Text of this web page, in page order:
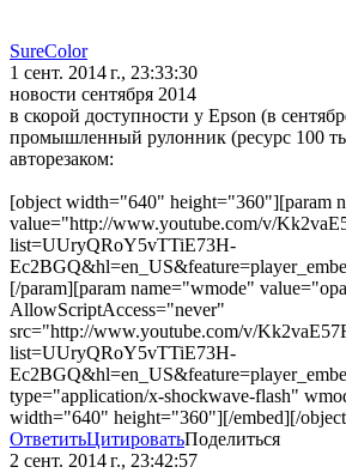
SureColor
1 сент. 2014 г., 23:33:30
новости сентября 2014
в скорой доступности у Epson (в
промышленный рулонник (ресурс 100
авторезаком:
[object width="640" height="360"][param
value="http://www.youtube.com/v/
list=UUryQRoY5vTTiE73H-
[/param][param name="wmode"
AllowScriptAccess="never"
src="http://www.youtube.com/v/
list=UUryQRoY5vTTiE73H-
type="application/x-shockwave-flash"
width="640" height="360"][/embed][/
ОтветитьЦитироватьПоделиться
2 сент. 2014 г., 23:42:57